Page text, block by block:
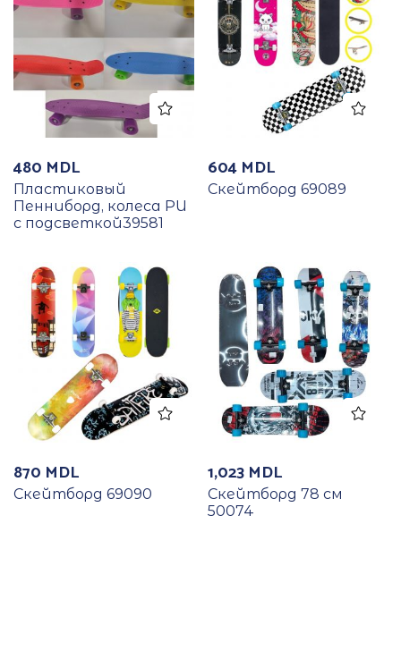
480 MDL
Пластиковый
Пенниборд, колеса PU
с подсветкой39581
604 MDL
Скейтборд 69089
870 MDL
Скейтборд 69090
1,023 MDL
Скейтборд 78 см
50074